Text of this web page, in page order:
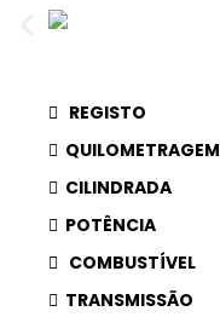
REGISTO
QUILOMETRAGEM
CILINDRADA
POTÊNCIA
COMBUSTÍVEL
TRANSMISSÃO